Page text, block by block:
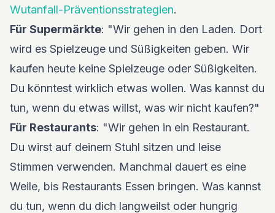
Wutanfall-Präventionsstrategien.
Für Supermärkte: "Wir gehen in den Laden. Dort
wird es Spielzeuge und Süßigkeiten geben. Wir
kaufen heute keine Spielzeuge oder Süßigkeiten.
Du könntest wirklich etwas wollen. Was kannst du
tun, wenn du etwas willst, was wir nicht kaufen?"
Für Restaurants: "Wir gehen in ein Restaurant.
Du wirst auf deinem Stuhl sitzen und leise
Stimmen verwenden. Manchmal dauert es eine
Weile, bis Restaurants Essen bringen. Was kannst
du tun, wenn du dich langweilst oder hungrig